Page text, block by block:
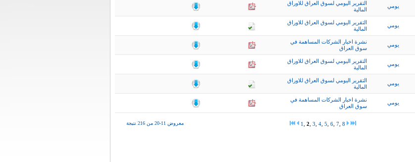
التقرير اليومي لسوق العراق للاوراق
المالية
يومي
التقرير اليومي لسوق العراق للاوراق
المالية
يومي
نشرة اخبار الشركات المساهمة في
سوق العراق
يومي
التقرير اليومي لسوق العراق للاوراق
المالية
يومي
التقرير اليومي لسوق العراق للاوراق
المالية
يومي
نشرة اخبار الشركات المساهمة في
سوق العراق
يومي
معروض 11-20 من 216 نتيجة 1 2 3 4 5 6 7 8